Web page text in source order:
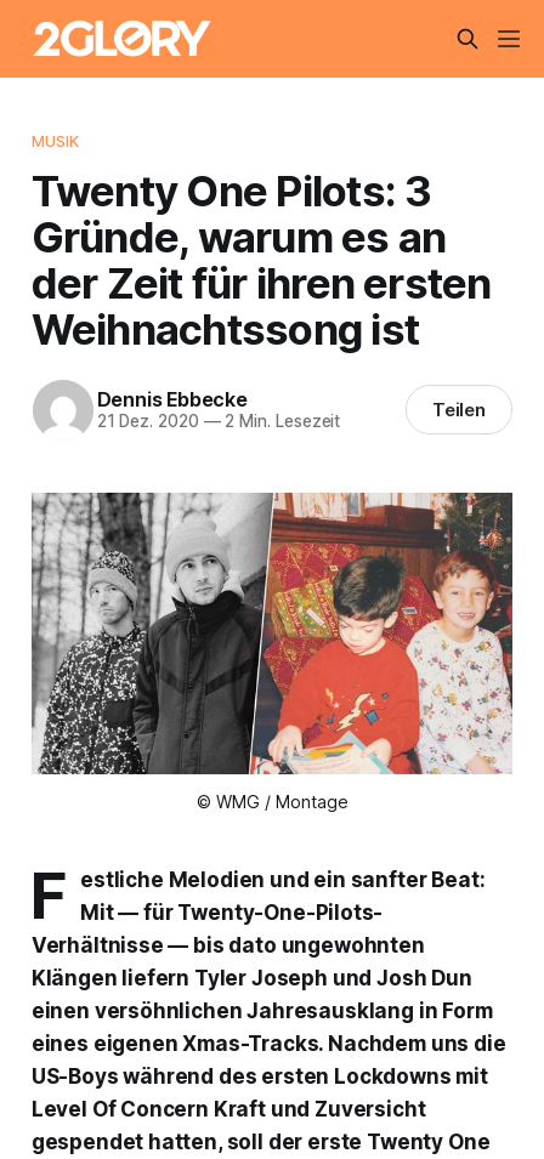
MUSIK
Twenty One Pilots: 3
Gründe, warum es an
der Zeit für ihren ersten
Weihnachtssong ist
Dennis Ebbecke
21 Dez. 2020 —2 Min. Lesezeit Teilen
© WMG / Montage
F
estliche Melodien und ein sanfter Beat:
Mit — für Twenty-One-Pilots-
Verhältnisse — bis dato ungewohnten
Klängen liefern Tyler Joseph und Josh Dun
einen versöhnlichen Jahresausklang in Form
eines eigenen Xmas-Tracks. Nachdem uns die
US-Boys während des ersten Lockdowns mit
Level Of Concern Kraft und Zuversicht
gespendet hatten, soll der erste Twenty One